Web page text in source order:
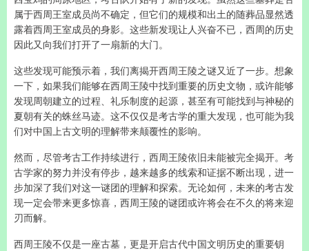
属于西周王室成员尚不确定，但它们的规模和出土的随葬品显然透
露着西周王室成员的身影。这些新发现让人兴奋不已，西周的历史
因此又向我们打开了一扇新的大门。
这些发现可能预示着，我们离揭开西周王陵之谜又近了一步。想象
一下，如果我们能够在西周王陵中找到重要的历史文物，或许能够
发现周朝建立的过程、礼乐制度的起源，甚至有可能找到与神秘的
夏朝有关的蛛丝马迹。这不仅仅是考古学的重大发现，也可能为我
们对中国上古文明的理解带来颠覆性的影响。
然而，尽管考古工作持续进行，西周王陵依旧未能被完全揭开。考
古学家的努力并没有停步，越来越多的线索和证据不断出现，进一
步加深了我们对这一谜团的理解和探索。无论如何，未来的考古发
现一定会带来更多惊喜，西周王陵的谜团或许将会在不久的将来迎
刃而解。
西周王陵不仅是一座古墓，更是开启古代中国文明历史的重要钥